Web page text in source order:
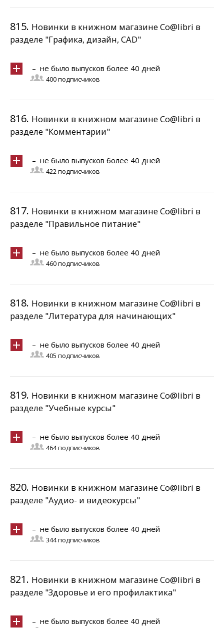
815. Новинки в книжном магазине Co@libri в
разделе "Графика, дизайн, CAD"
– не было выпусков более 40 дней
400 подписчиков
816. Новинки в книжном магазине Co@libri в
разделе "Комментарии"
– не было выпусков более 40 дней
422 подписчиков
817. Новинки в книжном магазине Co@libri в
разделе "Правильное питание"
– не было выпусков более 40 дней
460 подписчиков
818. Новинки в книжном магазине Co@libri в
разделе "Литература для начинающих"
– не было выпусков более 40 дней
405 подписчиков
819. Новинки в книжном магазине Co@libri в
разделе "Учебные курсы"
– не было выпусков более 40 дней
464 подписчиков
820. Новинки в книжном магазине Co@libri в
разделе "Аудио- и видеокурсы"
– не было выпусков более 40 дней
344 подписчиков
821. Новинки в книжном магазине Co@libri в
разделе "Здоровье и его профилактика"
– не было выпусков более 40 дней